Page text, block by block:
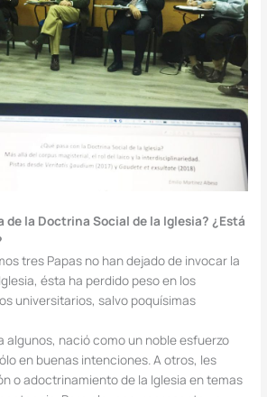
de la Doctrina Social de la Iglesia? ¿Está
tres Papas no han dejado de invocar la
ésta ha perdido peso en los
universitarios, salvo poquísimas
algunos, nació como un noble esfuerzo
en buenas intenciones. A otros, les
o adoctrinamiento de la Iglesia en temas